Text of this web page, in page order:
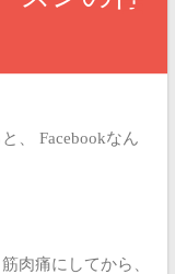
、
Facebookなん
肉痛にしてから、